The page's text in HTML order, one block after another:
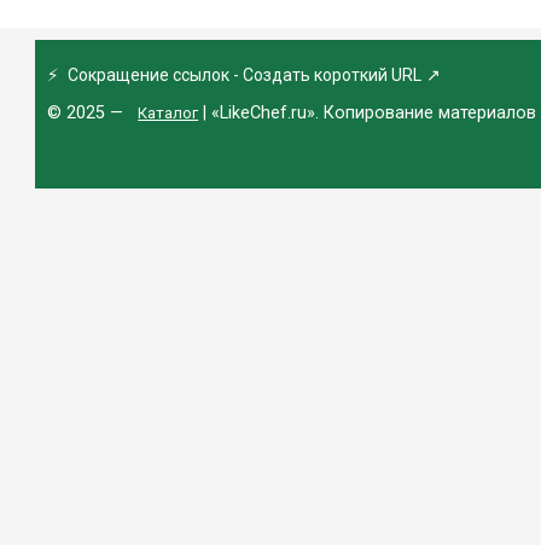
⚡ Сокращение ссылок - Создать короткий URL ↗
© 2025 —
Каталог| «LikeChef.ru». Копирование